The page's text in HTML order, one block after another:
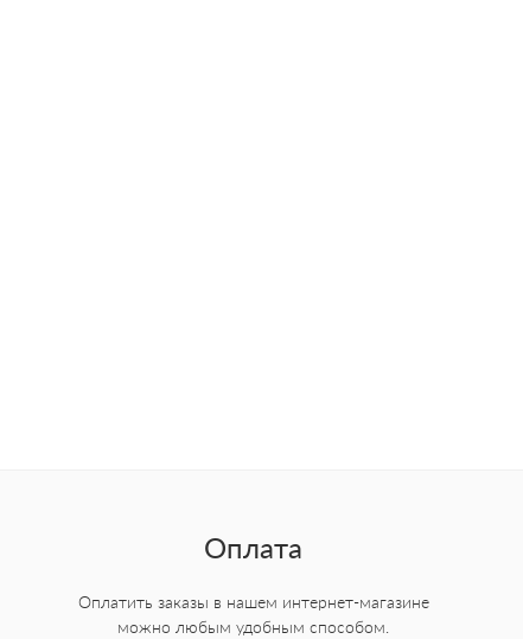
Оплата
Оплатить заказы в нашем интернет-магазине
можно любым удобным способом.